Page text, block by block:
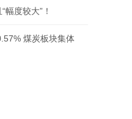
幅度较大”！
煤炭板块集体